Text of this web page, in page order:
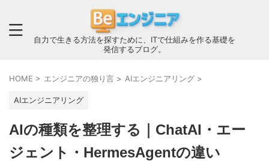
自力で生きる方法を探すために、ITで仕組みを作る基礎を
発信するブログ。
HOME > エンジニアの独り言 > AIエンジニアリング >
AIエンジニアリング
AIの種類を整理する｜ChatAI・エー
ジェント・HermesAgentの違い